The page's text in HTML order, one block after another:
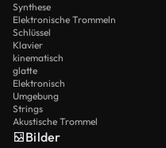
Synthese
Elektronische Trommeln
Schlüssel
Klavier
kinematisch
glatte
Elektronisch
Umgebung
Strings
Akustische Trommel
Bilder